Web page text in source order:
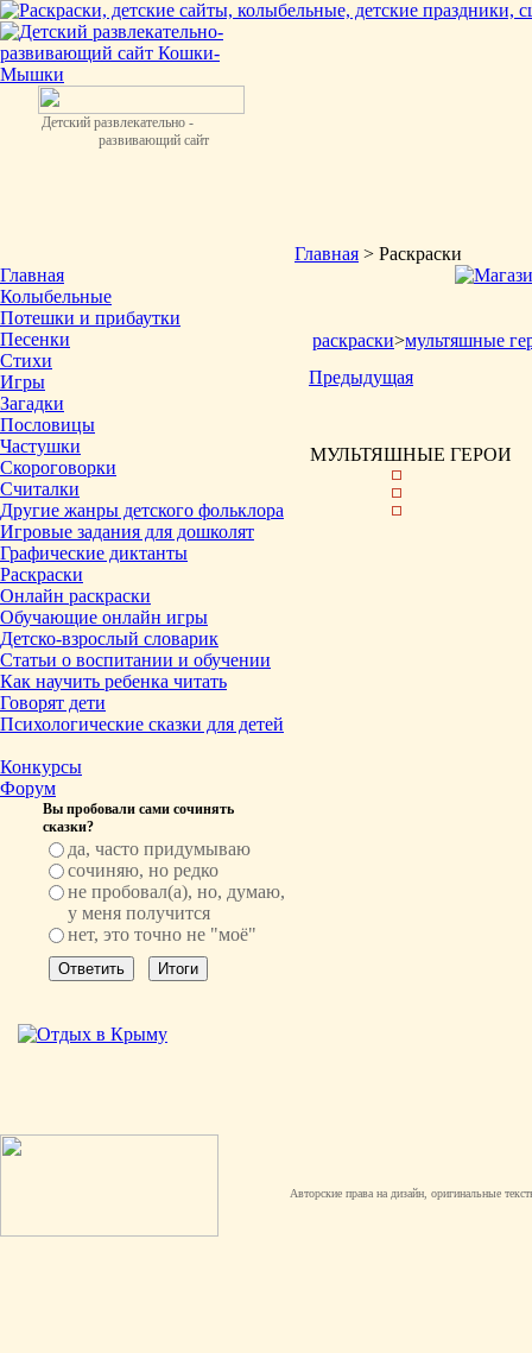
Детский развлекательно -
развивающий сайт
Главная
Колыбельные
Потешки и прибаутки
Песенки
Стихи
Игры
Загадки
Пословицы
Частушки
Скороговорки
Считалки
Другие жанры детского фольклора
Игровые задания для дошколят
Графические диктанты
Раскраски
Онлайн раскраски
Обучающие онлайн игры
Детско-взрослый словарик
Статьи о воспитании и обучении
Как научить ребенка читать
Говорят дети
Психологические сказки для детей
Конкурсы
Форум
Вы пробовали сами сочинять
сказки?
да, часто придумываю
сочиняю, но редко
не пробовал(а), но, думаю,
у меня получится
нет, это точно не "моё"
Главная > Раскраски
раскраски>мультяшные
Предыдущая
МУЛЬТЯШНЫЕ ГЕРОИ
Авторские права на дизайн, оригинальные